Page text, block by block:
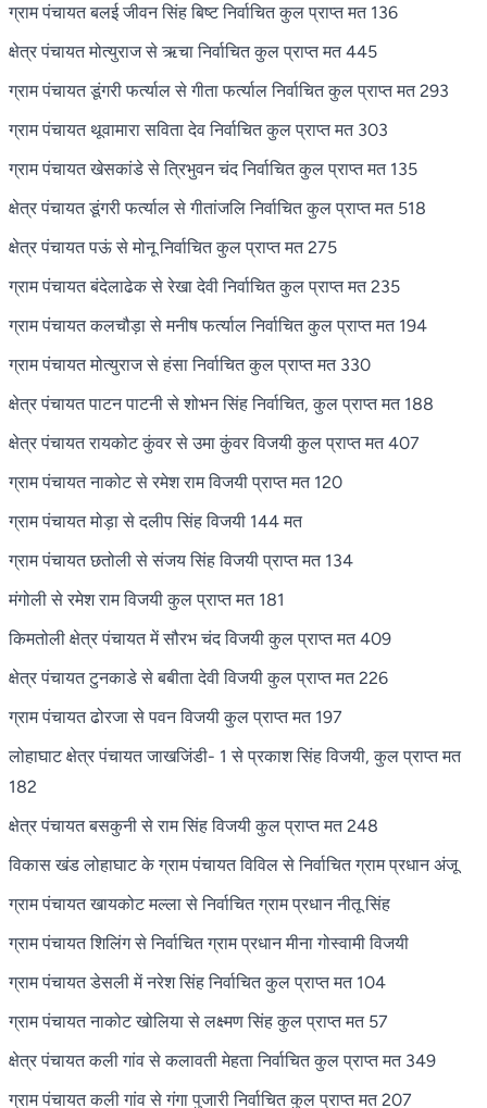
ग्राम पंचायत बलई जीवन सिंह बिष्ट निर्वाचित कुल प्राप्त मत 136
क्षेत्र पंचायत मोत्युराज से ऋचा निर्वाचित कुल प्राप्त मत 445
ग्राम पंचायत डूंगरी फर्त्याल से गीता फर्त्याल निर्वाचित कुल प्राप्त मत 293
ग्राम पंचायत थूवामारा सविता देव निर्वाचित कुल प्राप्त मत 303
ग्राम पंचायत खेसकांडे से त्रिभुवन चंद निर्वाचित कुल प्राप्त मत 135
क्षेत्र पंचायत डूंगरी फर्त्याल से गीतांजलि निर्वाचित कुल प्राप्त मत 518
क्षेत्र पंचायत पऊं से मोनू निर्वाचित कुल प्राप्त मत 275
ग्राम पंचायत बंदेलाढेक से रेखा देवी निर्वाचित कुल प्राप्त मत 235
ग्राम पंचायत कलचौड़ा से मनीष फर्त्याल निर्वाचित कुल प्राप्त मत 194
ग्राम पंचायत मोत्युराज से हंसा निर्वाचित कुल प्राप्त मत 330
क्षेत्र पंचायत पाटन पाटनी से शोभन सिंह निर्वाचित, कुल प्राप्त मत 188
क्षेत्र पंचायत रायकोट कुंवर से उमा कुंवर विजयी कुल प्राप्त मत 407
ग्राम पंचायत नाकोट से रमेश राम विजयी प्राप्त मत 120
ग्राम पंचायत मोड़ा से दलीप सिंह विजयी 144 मत
ग्राम पंचायत छतोली से संजय सिंह विजयी प्राप्त मत 134
मंगोली से रमेश राम विजयी कुल प्राप्त मत 181
किमतोली क्षेत्र पंचायत में सौरभ चंद विजयी कुल प्राप्त मत 409
क्षेत्र पंचायत टुनकाडे से बबीता देवी विजयी कुल प्राप्त मत 226
ग्राम पंचायत ढोरजा से पवन विजयी कुल प्राप्त मत 197
लोहाघाट क्षेत्र पंचायत जाखजिंडी- 1 से प्रकाश सिंह विजयी, कुल प्राप्त मत
182
क्षेत्र पंचायत बसकुनी से राम सिंह विजयी कुल प्राप्त मत 248
विकास खंड लोहाघाट के ग्राम पंचायत विविल से निर्वाचित ग्राम प्रधान अंजू
ग्राम पंचायत खायकोट मल्ला से निर्वाचित ग्राम प्रधान नीतू सिंह
ग्राम पंचायत शिलिंग से निर्वाचित ग्राम प्रधान मीना गोस्वामी विजयी
ग्राम पंचायत डेसली में नरेश सिंह निर्वाचित कुल प्राप्त मत 104
ग्राम पंचायत नाकोट खोलिया से लक्ष्मण सिंह कुल प्राप्त मत 57
क्षेत्र पंचायत कली गांव से कलावती मेहता निर्वाचित कुल प्राप्त मत 349
ग्राम पंचायत कली गांव से गंगा पुजारी निर्वाचित कुल प्राप्त मत 207